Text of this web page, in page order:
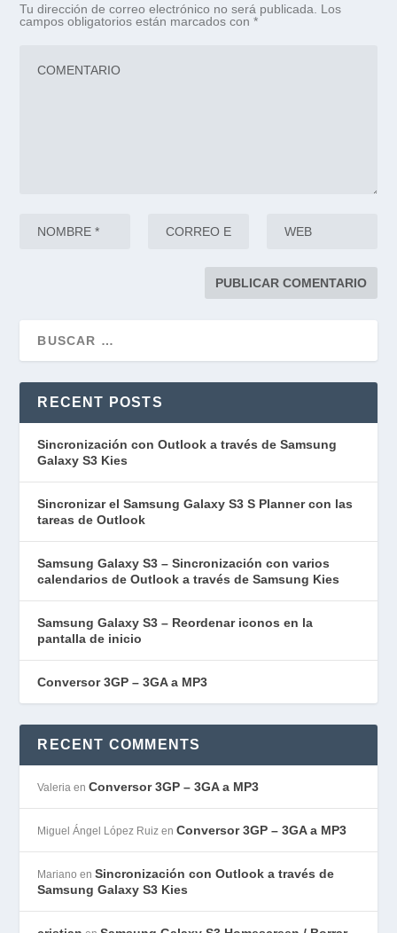
Tu dirección de correo electrónico no será publicada.
Los
campos obligatorios están marcados con*
RECENT POSTS
Sincronización con Outlook a través de Samsung
Galaxy S3 Kies
Sincronizar el Samsung Galaxy S3 S Planner con las
tareas de Outlook
Samsung Galaxy S3 – Sincronización con varios
calendarios de Outlook a través de Samsung Kies
Samsung Galaxy S3 – Reordenar iconos en la
pantalla de inicio
Conversor 3GP – 3GA a MP3
RECENT COMMENTS
Valeria enConversor 3GP – 3GA a MP3
Miguel Ángel López Ruiz enConversor 3GP – 3GA a MP3
Mariano enSincronización con Outlook a través de
Samsung Galaxy S3 Kies